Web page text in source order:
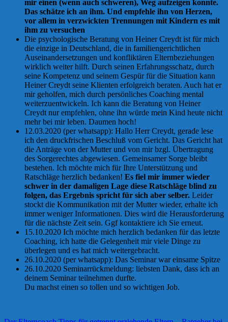
mir einen (wenn auch schweren), Weg aufzeigen konnte.
Das schätze ich an ihm. Und empfehle ihn von Herzen,
vor allem in verzwickten Trennungen mit Kindern es mit
ihm zu versuchen
Die psychologische Beratung von Heiner Creydt ist für mich
die einzige in Deutschland, die in familiengerichtlichen
Auseinandersetzungen und konfliktären Elternbeziehungen
wirklich weiter hilft. Durch seinen Erfahrungsschatz, durch
seine Kompetenz und seinem Gespür für die Situation kann
Heiner Creydt seine Klienten erfolgreich beraten. Auch hat er
mir geholfen, mich durch persönliches Coaching mental
weiterzuentwickeln. Ich kann die Beratung von Heiner
Creydt nur empfehlen, ohne ihn würde mein Kind heute nicht
mehr bei mir leben. Daumen hoch!
12.03.2020 (per whatsapp): Hallo Herr Creydt, gerade lese
ich den druckfrischen Beschluß vom Gericht. Das Gericht hat
die Anträge von der Mutter und von mir bzgl. Übertragung
des Sorgerechtes abgewiesen. Gemeinsamer Sorge bleibt
bestehen. Ich möchte mich für Ihre Unterstützung und
Ratschläge herzlich bedanken! Es fiel mir immer wieder
schwer in der damaligen Lage diese Ratschläge blind zu
folgen, das Ergebnis spricht für sich aber selber. Leider
stockt die Kommunikation mit der Mutter wieder, erhalte ich
immer weniger Informationen. Dies wird die Herausforderung
für die nächste Zeit sein. Ggf kontaktiere ich Sie erneut.
15.10.2020 Ich möchte mich herzlich bedanken für das letzte
Coaching, ich hatte die Gelegenheit mir viele Dinge zu
überlegen und es hat mich weitergebracht.
26.10.2020 (per whatsapp): Das Seminar war einsame Spitze
26.10.2020 Seminarrückmeldung: liebsten Dank, dass ich an
deinem Seminar teilnehmen durfte.
Du machst einen so tollen und so wichtigen Job.